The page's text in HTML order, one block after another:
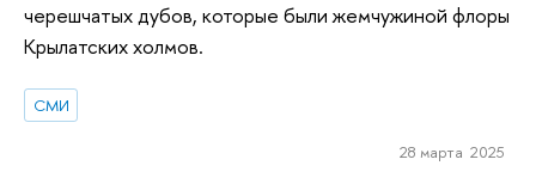
черешчатых дубов, которые были жемчужиной флоры
Крылатских холмов.
СМИ
28 марта 2025